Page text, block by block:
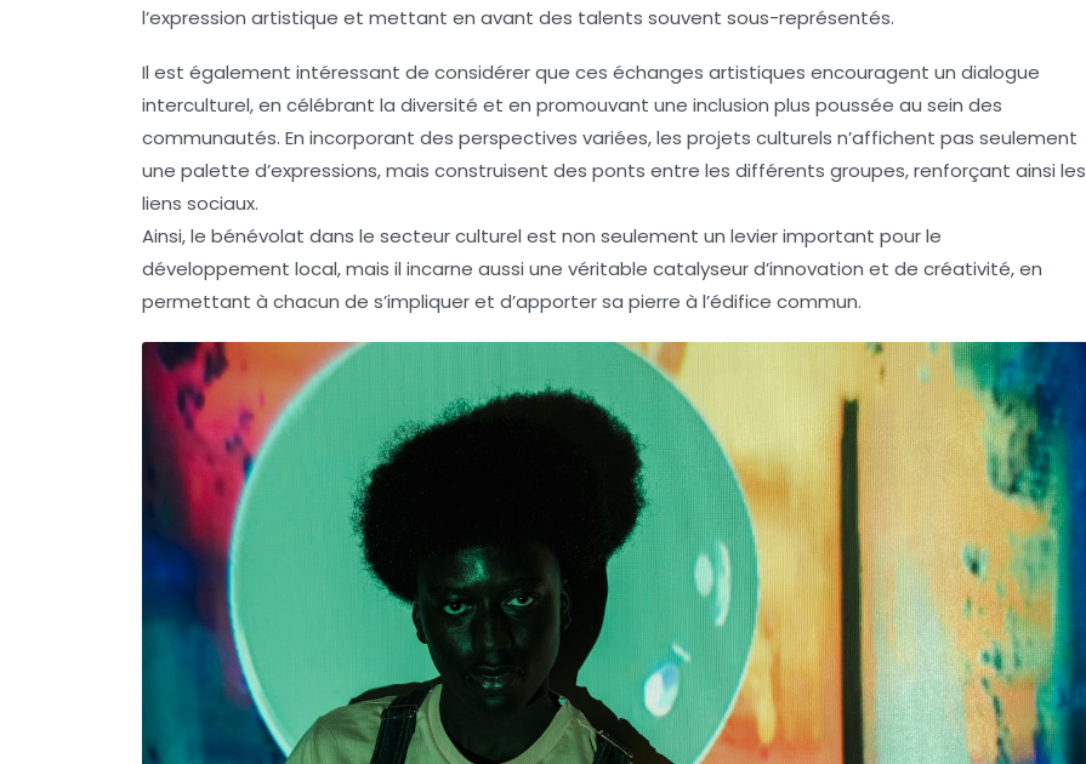
l’expression artistique et mettant en avant des talents souvent sous-représentés.
Il est également intéressant de considérer que ces échanges artistiques encouragent un dialogue
interculturel, en célébrant la diversité et en promouvant une inclusion plus poussée au sein des
communautés. En incorporant des perspectives variées, les projets culturels n’affichent pas seulement
une palette d’expressions, mais construisent des ponts entre les différents groupes, renforçant ainsi les
liens sociaux.
Ainsi, le bénévolat dans le secteur culturel est non seulement un levier important pour le
développement local, mais il incarne aussi une véritable catalyseurd’innovation et de créativité, en
permettant à chacun de s’impliquer et d’apporter sa pierre à l’édifice commun.